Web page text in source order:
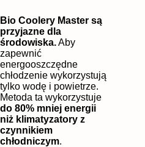
Bio Coolery Master są
przyjazne dla
środowiska.Aby
zapewnić
energooszczędne
chłodzenie wykorzystują
tylko wodę i powietrze.
Metoda ta wykorzystuje
do 80% mniej energii
niż klimatyzatory z
czynnikiem
chłodniczym.